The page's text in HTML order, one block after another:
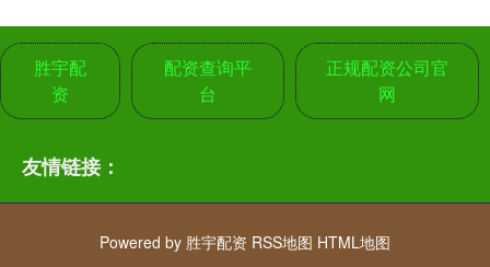
胜宇配
资
配资查询平
台
正规配资公司官
网
友情链接：
Powered by 胜宇配资 RSS地图 HTML地图